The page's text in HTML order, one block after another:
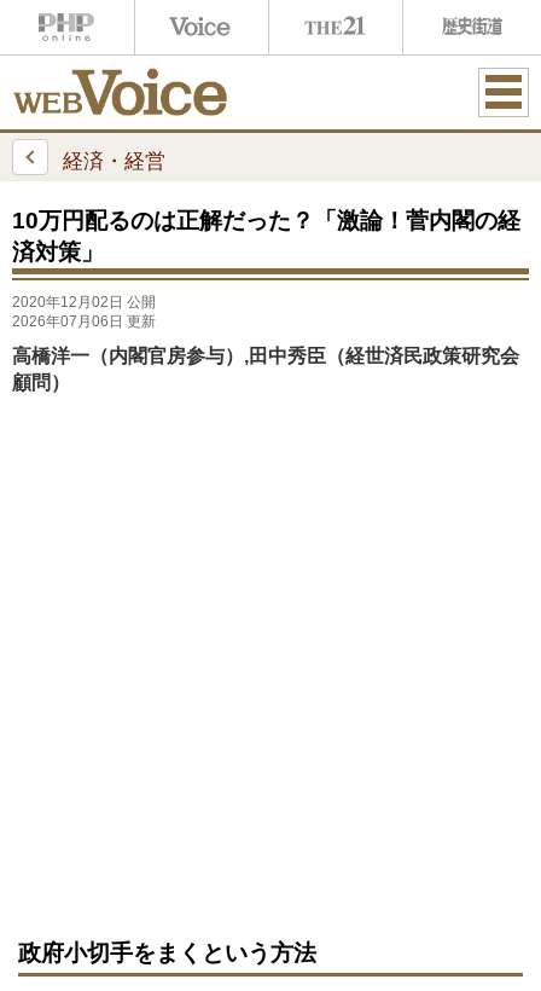
ME
経済・経営
10万円配るのは正解だった？「激論！菅内閣の経
済対策」
2020年12月02日 公開
2026年07月06日 更新
高橋洋一（内閣官房参与）,田中秀臣（経世済民政策研究会
顧問）
政府小切手をまくという方法